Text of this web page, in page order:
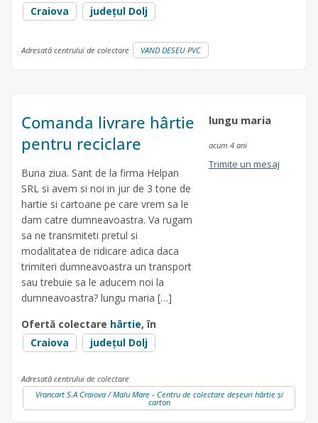
Craiova
județul Dolj
Adresată centrului de colectare VAND DESEU PVC
Comanda livrare hârtie
pentru reciclare
Buna ziua. Sant de la firma Helpan
SRL si avem si noi in jur de 3 tone de
hartie si cartoane pe care vrem sa le
dam catre dumneavoastra. Va rugam
sa ne transmiteti pretul si
modalitatea de ridicare adica daca
trimiteri dumneavoastra un transport
sau trebuie sa le aducem noi la
dumneavoastra? lungu maria […]
Ofertă colectare hârtie, în
Craiova
județul Dolj
lungu maria
acum 4 ani
Trimite un mesaj
Adresată centrului de colectare
Vrancart S.A Craiova / Malu Mare - Centru de colectare deșeuri hârtie și
carton